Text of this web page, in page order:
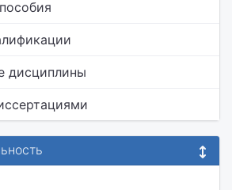
дисциплины